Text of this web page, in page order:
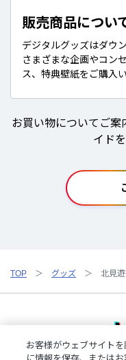
販売商品につい
デジタルグッズはダウ
さまざまな企画やコン
ス、特典壁紙をご購入
お買い物についてご案
イド
TOP グッズ 北見
お客様がウェブサイト